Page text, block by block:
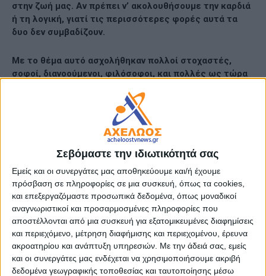
Σεβόμαστε την ιδιωτικότητά σας
Εμείς και οι συνεργάτες μας αποθηκεύουμε και/ή έχουμε
πρόσβαση σε πληροφορίες σε μια συσκευή, όπως τα cookies,
και επεξεργαζόμαστε προσωπικά δεδομένα, όπως μοναδικοί
αναγνωριστικοί και προσαρμοσμένες πληροφορίες που
αποστέλλονται από μια συσκευή για εξατομικευμένες διαφημίσεις
και περιεχόμενο, μέτρηση διαφήμισης και περιεχομένου, έρευνα
ακροατηρίου και ανάπτυξη υπηρεσιών. Με την άδειά σας, εμείς
και οι συνεργάτες μας ενδέχεται να χρησιμοποιήσουμε ακριβή
δεδομένα γεωγραφικής τοποθεσίας και ταυτοποίησης μέσω
στην ζωή μας. Αν πρέπει ν’ ακολουθήσουμε την καρδιά
ή τη λογική, γιατί τις περισσότερες φορές αυτά τα
δυο δεν συμβαδίζουν.
Με το θέμα αυτό ασχολήθηκαν πολλοί στοχαστές,
σοφοί, διανοούμενοι, φιλόσοφοι, και πολλές ως τώρα
Εδώ έχουμε την άποψη του Ανδρέα Μουντούρη
(Λογοτέχνης, Ποιητής, Στιχουργός) ο οποίος έγραψε
τους στίχους που μελοποίησε ο Κωνσταντίνος Σαμψών
(Μουσικοσυνθέτης, Παραγωγός) και ερμήνευσε ο
Δημήτρης Μανωλάτος (Ερμηνευτής, Καθηγητής
Μουσικής και Δεξιοτέχνης Μουσικών Οργάνων).
Είναι το αποτέλεσμα της τρίτης συνεργασίας της ίδιας
ομάδας που μας προσέφερε λίγο καιρό πριν, αφ’ενός το
εκπληκτικό και διδακτικό ζεϊμπέκικο «Ου
Μοιχεύσεις»και αφ’ ετέρου το γλυκό ερωτικό«Στης
Ακτής τα Βράχια».